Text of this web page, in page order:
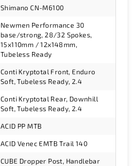
Shimano CN-M6100
Newmen Performance 30
base/strong, 28/32 Spokes,
15x110mm / 12x148mm,
Tubeless Ready
Conti Kryptotal Front, Enduro
Soft, Tubeless Ready, 2.4
Conti Kryptotal Rear, Downhill
Soft, Tubeless Ready, 2.4
ACID PP MTB
ACID Venec EMTB Trail 140
CUBE Dropper Post, Handlebar